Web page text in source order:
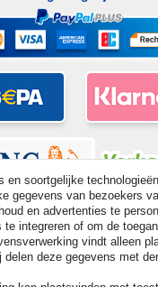
| Alle rechten voorbehouden. - All
incl. VAT. 19% VAT Basic prices see
en soortgelijke
gegevens van bezoekers
en advertenties te
te integreren of om de
vindt alleen
delen deze gegevens met